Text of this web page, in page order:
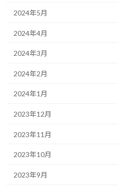
2024年5月
2024年4月
2024年3月
2024年2月
2024年1月
2023年12月
2023年11月
2023年10月
2023年9月